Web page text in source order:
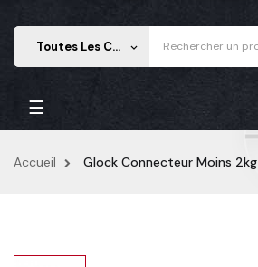
Toutes Les Catégories keyboard_arrow_down
Basculer la navigation
☰
Accueil Glock Connecteur Moins 2kg